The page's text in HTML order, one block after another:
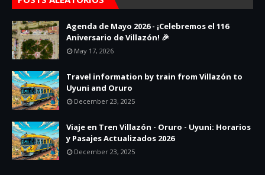
Agenda de Mayo 2026 - ¡Celebremos el 116
Aniversario de Villazón! 🎉
May 17, 2026
Travel information by train from Villazón to
Uyuni and Oruro
December 23, 2025
Viaje en Tren Villazón - Oruro - Uyuni: Horarios
y Pasajes Actualizados 2026
December 23, 2025